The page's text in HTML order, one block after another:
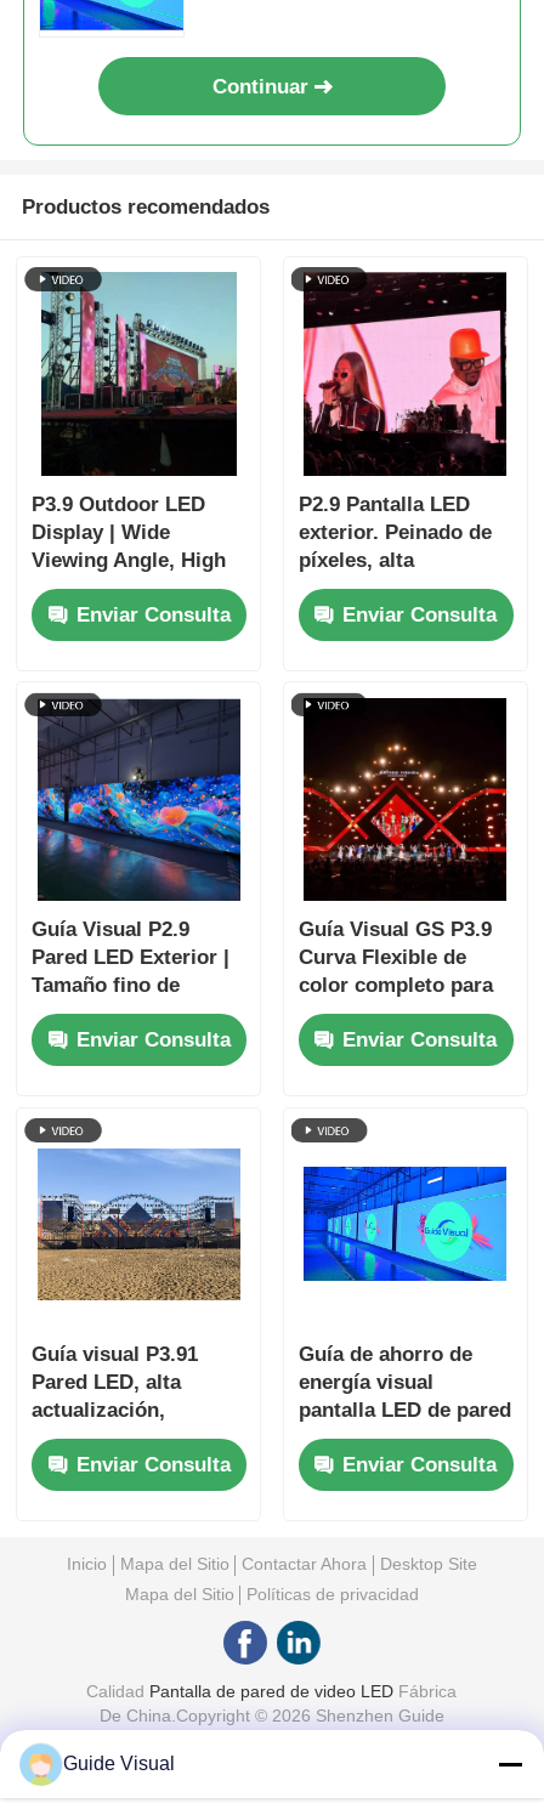
Continuar
Productos recomendados
P3.9 Outdoor LED
Display | Wide
Viewing Angle, High
Refresh, Event-Ready
Performance
Enviar Consulta
P2.9 Pantalla LED
exterior. Peinado de
píxeles, alta
actualización,
rendimiento visual de
primera calidad.
Enviar Consulta
Guía Visual P2.9
Pared LED Exterior |
Tamaño fino de
píxeles, alta
actualización,
imágenes
Enviar Consulta
Guía Visual GS P3.9
Curva Flexible de
color completo para
exhibición LED al aire
libre Enviar Consulta
Guía visual P3.91
Pared LED, alta
actualización,
visuales suaves,
funciona incluso en
calor extremo, listo
Enviar Consulta
Guía de ahorro de
energía visual
pantalla LED de pared
de vídeo con ajuste
de brillo inteligente y
consumo
Enviar Consulta
Inicio Mapa del Sitio Contactar Ahora
Desktop Site
Mapa del Sitio
Políticas de privacidad
Calidad Pantalla de pared de video LED Fábrica
De China.Copyright © 2026 Shenzhen Guide
Guide Visual